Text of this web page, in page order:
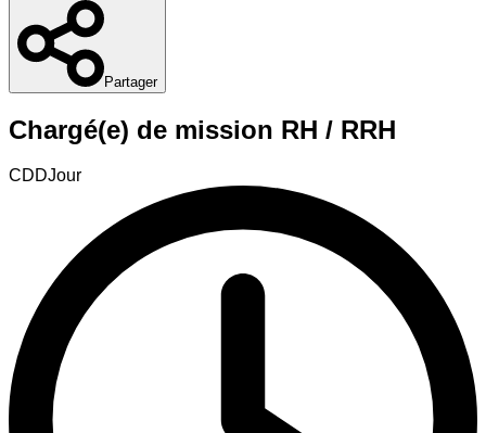
Partager
Chargé(e) de mission RH / RRH
CDDJour